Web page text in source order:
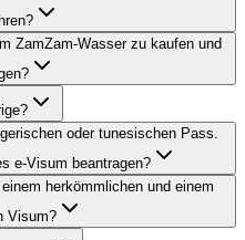
ZamZam-Wasser zu kaufen und
oder tunesischen Pass.
e-Visum beantragen?
herkömmlichen und einem
Visum?